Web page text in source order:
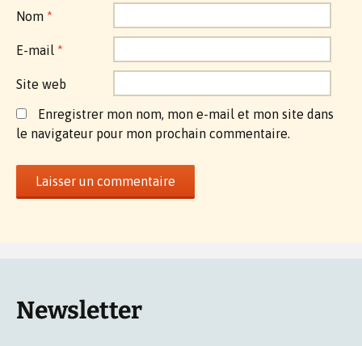
Nom *
E-mail *
Site web
Enregistrer mon nom, mon e-mail et mon site dans
le navigateur pour mon prochain commentaire.
Newsletter